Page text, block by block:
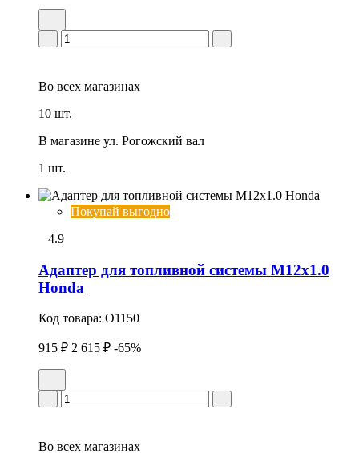
Во всех магазинах
10 шт.
В магазине ул. Рогожский вал
1 шт.
Покупай выгодно
4.9
Адаптер для топливной системы М12х1.0
Honda
Код товара: O1150
915 ₽ 2 615 ₽ -65%
Во всех магазинах